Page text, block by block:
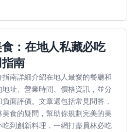
：在地人私藏必吃
南
南詳細介紹在地人最愛的餐廳和
址、營業時間、價格資訊，並分
面評價。文章還包括常見問答，
食的疑問，幫助你規劃完美的美
到創新料理，一網打盡員林必吃